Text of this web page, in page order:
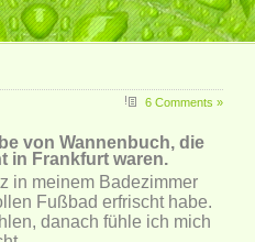
6 Comments »
von Wannenbuch, die
in Frankfurt waren.
in meinem Badezimmer
Fußbad erfrischt habe.
danach fühle ich mich